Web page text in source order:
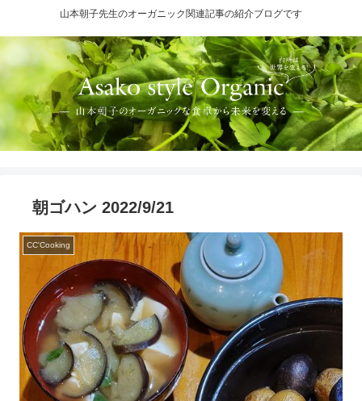
山本朝子先生のオーガニック関連記事の紹介ブログです
朝ゴハン 2022/9/21
CC'Cooking